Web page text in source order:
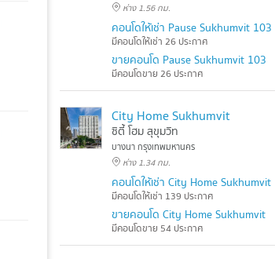
ห่าง 1.56 กม.
คอนโดให้เช่า Pause Sukhumvit 103
มีคอนโดให้เช่า 26 ประกาศ
ขายคอนโด Pause Sukhumvit 103
มีคอนโดขาย 26 ประกาศ
City Home Sukhumvit
ซิตี้ โฮม สุขุมวิท
บางนา กรุงเทพมหานคร
ห่าง 1.34 กม.
คอนโดให้เช่า City Home Sukhumvit
มีคอนโดให้เช่า 139 ประกาศ
ขายคอนโด City Home Sukhumvit
มีคอนโดขาย 54 ประกาศ